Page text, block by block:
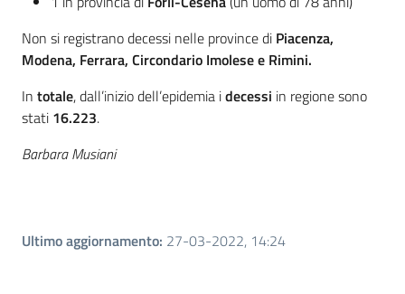
Non si registrano decessi nelle province di Piacenza,
Modena, Ferrara, Circondario Imolese e Rimini.
In totale, dall’inizio dell’epidemia idecessi in regione sono
stati 16.223.
Barbara Musiani
Ultimo aggiornamento: 27-03-2022, 14:24